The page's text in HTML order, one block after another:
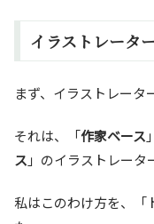
イラストレータ
まず、イラストレータ
それは、「作家ベース
ス 」のイラストレータ
私はこのわけ方を、「